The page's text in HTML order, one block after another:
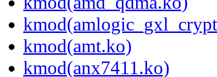
kmod(amt.ko)
kmod(anx7411.ko)